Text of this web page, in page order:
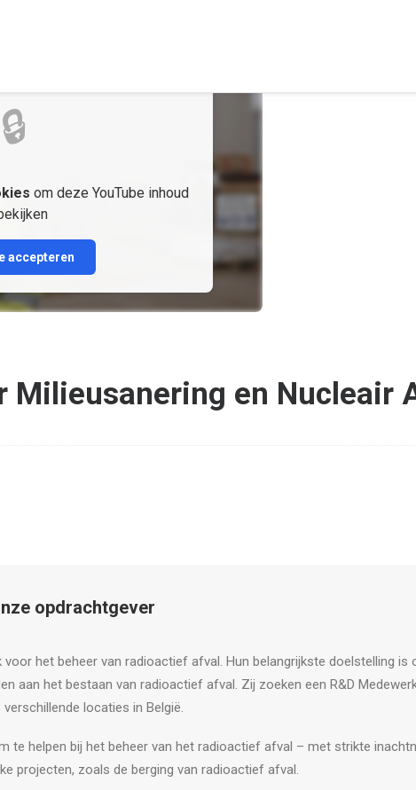
🔒
om deze YouTube inhoud
accepteren
Milieusanering en Nucleair
opdrachtgever
voor het beheer van radioactief afval. Hun belangrijkste doelstelling
aan het bestaan van radioactief afval. Zij zoeken een R&D
locaties in België.
te helpen bij het beheer van het radioactief afval – met strikte
projecten, zoals de berging van radioactief afval.